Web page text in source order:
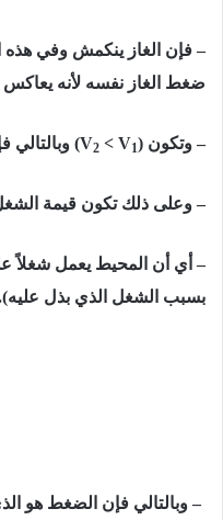
– فإن الغاز ینكمش وفي ھذه
ضغط الغاز نفسه لأنه یعاكس
– وتكون ( V2 < V1 ) وبالتالي
– وعلى ذلك تكون قيمة
– أي أن المحيط يعمل شغلاً
بسبب الشغل الذي بذل
–وبالتالي فإن الضغط ھو